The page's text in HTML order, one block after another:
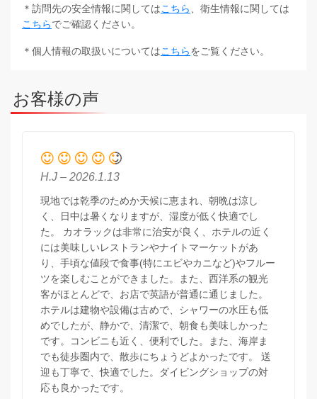
＊訪問先の安全情報に関してはこちら
、衛生情報に関しては
こちらでご確認ください。
＊個人情報の取扱いについてはこちらをご覧ください。
お客様の声
H.J – 2026.1.13
現地では乾季のためか天候に恵まれ、朝晩は涼し
く、日中は暑くなりますが、湿度が低く快適でし
た。 カオラックは非常に治安が良く、ホテルの近く
には美味しいレストランやナイトマーケットがあ
り、手頃な値段で食事(特にエビやカニなど)やフルー
ツを楽しむことができました。また、西洋系の観光
客がほとんどで、お店で英語が普通に通じました。
ホテルは建物や設備は古めで、シャワーの水圧も低
めでしたが、静かで、清潔で、朝食も美味しかった
です。コンビニも近く、便利でした。また、海岸ま
でも徒歩圏内で、散歩にちょうどよかったです。 送
迎も丁寧で、快適でした。ダイビングショップの対
応も良かったです。